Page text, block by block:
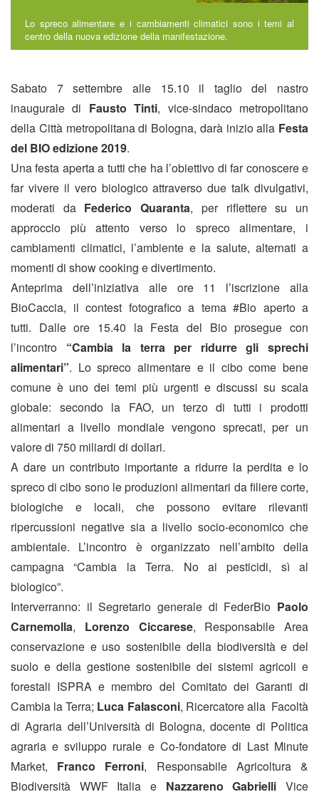
Lo spreco alimentare e i cambiamenti climatici sono i temi al
centro della nuova edizione della manifestazione.
Sabato 7 settembre alle 15.10 il taglio del nastro
inaugurale di Fausto Tinti, vice-sindaco metropolitano
della Città metropolitana di Bologna, darà inizio alla Festa
del BIO edizione 2019.
Una festa aperta a tutti che ha l’obiettivo di far conoscere e
far vivere il vero biologico attraverso due talk divulgativi,
moderati da Federico Quaranta, per riflettere su un
approccio più attento verso lo spreco alimentare, i
cambiamenti climatici, l’ambiente e la salute, alternati a
momenti di show cooking e divertimento.
Anteprima dell’iniziativa alle ore 11 l’iscrizione alla
BioCaccia, il contest fotografico a tema #Bio aperto a
tutti. Dalle ore 15.40 la Festa del Bio prosegue con
l’incontro
“Cambia la terra per ridurre gli sprechi
alimentari”. Lo spreco alimentare e il cibo come bene
comune è uno dei temi più urgenti e discussi su scala
globale: secondo la FAO, un terzo di tutti i prodotti
alimentari a livello mondiale vengono sprecati, per un
valore di 750 miliardi di dollari.
A dare un contributo importante a ridurre la perdita e lo
spreco di cibo sono le produzioni alimentari da filiere corte,
biologiche e locali, che possono evitare rilevanti
ripercussioni negative sia a livello socio-economico che
ambientale. L’incontro è organizzato nell’ambito della
campagna “Cambia la Terra. No ai pesticidi, sì al
biologico”.
Interverranno: il Segretario generale di FederBio Paolo
Carnemolla, Lorenzo Ciccarese, Responsabile Area
conservazione e uso sostenibile della biodiversità e del
suolo e della gestione sostenibile dei sistemi agricoli e
forestali ISPRA e membro del Comitato dei Garanti di
Cambia la Terra; Luca Falasconi, Ricercatore alla Facoltà
di Agraria dell’Università di Bologna, docente di Politica
agraria e sviluppo rurale e Co-fondatore di Last Minute
Market,
Franco Ferroni, Responsabile Agricoltura &
Biodiversità WWF Italia e
Nazzareno Gabrielli Vice